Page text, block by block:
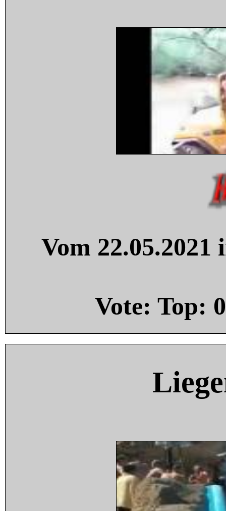
Vom
Vote: Top: 0